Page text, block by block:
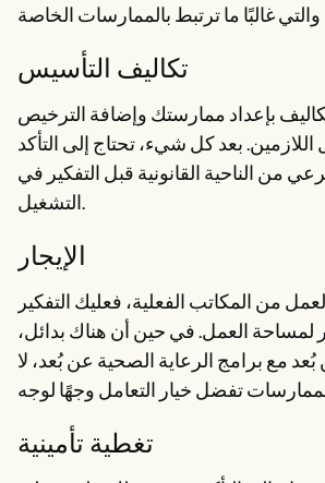
تكاليف التأسيس
بإعداد ممارستك وإضافة الترخيص
بعد كل شيء، تحتاج إلى التأكد
من الناحية القانونية قبل التفكير في
التشغيل.
الإيجار
من المكاتب الفعلية، فعليك التفكير
لمساحة العمل. في حين أن هناك بدائل،
مع برامج الرعاية الصحية عن بُعد، لا
تغطية تأمينية